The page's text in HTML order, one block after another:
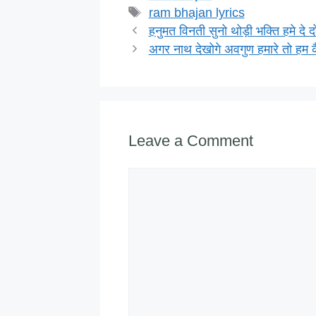
e
b
o
er e
dI
n
s
A
p
o
M
Tags
ram bhajan lyrics
हनुमत विनती सुनो थोड़ी भक्ति हमे दे
अगर नाथ देखोगे अवगुण हमारे तो हम
Leave a Comment